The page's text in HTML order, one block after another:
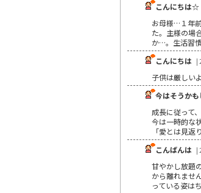
こんにちは☆
お母様…１年
た。主様の場
か…。生活習
こんにちは |
子供は厳しい
今はそうか
成長に従って
今は一時的な
「愛とは見返
こんばんは |
甘やかし放題
から離れませ
っている姿は